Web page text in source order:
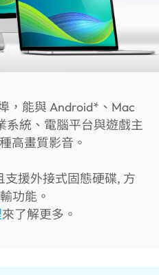
，能與 Android*、Mac
系統、電腦平台與遊戲主
高畫質影音。
援外接式固態硬碟, 方
功能。
來了解更多。